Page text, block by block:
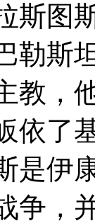
斯图
勒斯
教，
依了
是伊
争，